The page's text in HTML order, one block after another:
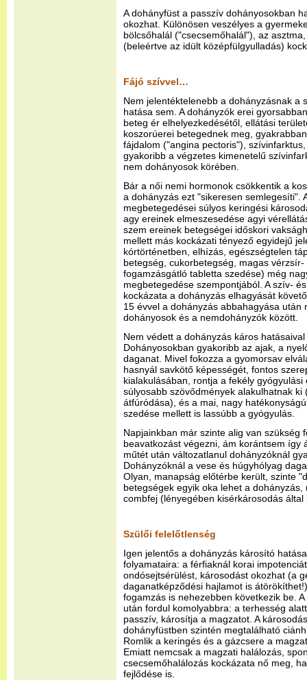
A dohányfüst a passzív dohányosokban
okozhat. Különösen veszélyes a
bölcsőhalál ("csecsemőhalál"), az
(beleértve az idült középfülgyulladás)
Fájó szívvel…
Nem jelentéktelenebb a dohányzásnak a
hatása sem. A dohányzók erei
beteg ér elhelyezkedésétől, ellátási
koszorúerei betegednek meg,
fájdalom ("angina pectoris"),
gyakoribb a végzetes kimenetelű
nem dohányosok körében.
Bár a női nemi hormonok csökkentik a
a dohányzás ezt "sikeresen semlegesíti".
megbetegedései súlyos keringési
agy ereinek elmeszesedése agyi
szem ereinek betegségei időskori
mellett más kockázati tényező egyidejű
kórtörténetben, elhízás, egészségtelen
betegség, cukorbetegség, magas
fogamzásgátló tabletta szedése) még
megbetegedése szempontjából. A szív-
kockázata a dohányzás elhagyását
15 évvel a dohányzás abbahagyása után
dohányosok és a nemdohányzók között.
Nem védett a dohányzás káros
Dohányosokban gyakoribb az ajak, a
daganat. Mivel fokozza a gyomorsav
hasnyál savkötő képességét, fontos
kialakulásában, rontja a fekély
súlyosabb szövődmények alakulhatnak ki
átfúródása), és a mai, nagy
szedése mellett is lassúbb a gyógyulás.
Napjainkban már szinte alig van szükség
beavatkozást végezni, ám korántsem így
műtét után változatlanul dohányzóknál
Dohányzóknál a vese és húgyhólyag
Olyan, manapság előtérbe került, szinte
betegségek egyik oka lehet a
combfej (lényegében kisérkárosodás
Szülői felelőtlenség
Igen jelentős a dohányzás károsító
folyamataira: a férfiaknál korai
ondósejtsérülést, károsodást okozhat (a
daganatképződési hajlamot is
fogamzás is nehezebben következik be.
után fordul komolyabbra: a terhesség
passzív, károsítja a magzatot. A
dohányfüstben szintén megtalálható
Romlik a keringés és a gázcsere a
Emiatt nemcsak a magzati halálozás,
csecsemőhalálozás kockázata nő meg,
fejlődése is.